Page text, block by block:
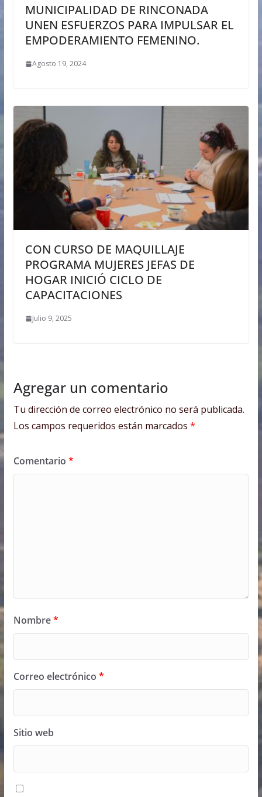
MUNICIPALIDAD DE RINCONADA
UNEN ESFUERZOS PARA IMPULSAR EL
EMPODERAMIENTO FEMENINO.
Agosto 19, 2024
CON CURSO DE MAQUILLAJE
PROGRAMA MUJERES JEFAS DE
HOGAR INICIÓ CICLO DE
CAPACITACIONES
Julio 9, 2025
Agregar un comentario
Tu dirección de correo electrónico no será publicada.
Los campos requeridos están marcados *
Comentario *
Nombre*
Correo electrónico *
Sitio web